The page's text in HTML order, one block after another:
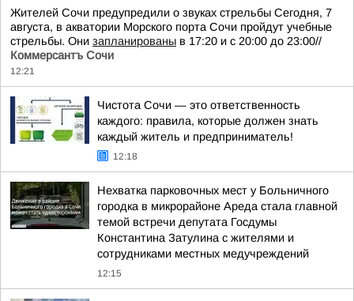
Жителей Сочи предупредили о звуках стрельбы Сегодня, 7
августа, в акватории Морского порта Сочи пройдут учебные
стрельбы. Они запланированы в 17:20 и с 20:00 до 23:00//
Коммерсантъ Сочи
12:21
Чистота Сочи — это ответственность
каждого: правила, которые должен знать
каждый житель и предприниматель!
12:18
Нехватка парковочных мест у Больничного
городка в микрорайоне Ареда стала главной
темой встречи депутата Госдумы
Константина Затулина с жителями и
сотрудниками местных медучреждений
12:15